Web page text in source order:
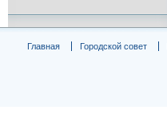
Главная Городской совет